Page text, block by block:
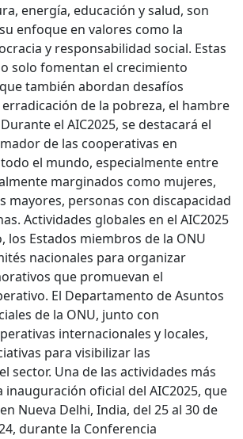
energía, educación y salud, son
enfoque en valores como la
y responsabilidad social. Estas
solo fomentan el crecimiento
también abordan desafíos
de la pobreza, el hambre
el AIC2025, se destacará el
de las cooperativas en
el mundo, especialmente entre
marginados como mujeres,
mayores, personas con discapacidad
Actividades globales en el AIC2025
los Estados miembros de la ONU
nacionales para organizar
que promuevan el
El Departamento de Asuntos
de la ONU, junto con
internacionales y locales,
para visibilizar las
sector. Una de las actividades más
inauguración oficial del AIC2025, que
Nueva Delhi, India, del 25 al 30 de
durante la Conferencia